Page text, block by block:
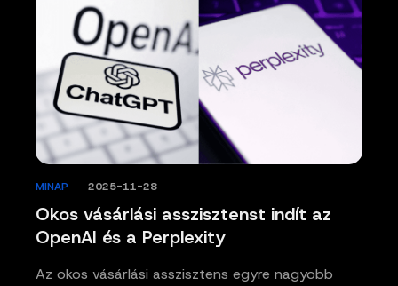
Okos vásárlási asszisztenst indít az
OpenAI és a Perplexity
MINAP 2025-11-28
Az okos vásárlási asszisztens egyre nagyobb